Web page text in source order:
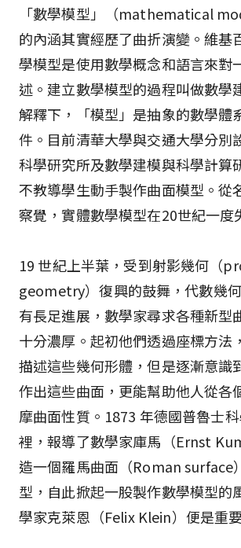
「數學模型」（mathematical
的內涵其實經歷了曲折演變。維基
學模型是使用數學概念和語言來對
述。建立數學模型的過程叫做數學
解釋下，「模型」是抽象的數學體
件。目前清華大學與交通大學分別
科學研究所及數學建模與科學計算
不教導學生動手製作曲面模型。從
察覺，實體數學模型在20世紀一度
19 世紀上半葉，受到射影幾何（
geometry）復興的鼓舞，代數幾
有長足進展，數學家尋求各種新型
十分濃厚。起初他們透過座標方法
描述這些幾何形體，但是逐漸意識
作出這些曲面，更能幫助他人從各
摩曲面性質。1873 年德國普魯士
裡，報導了數學家庫馬（Ernst
造一個羅馬曲面（Roman surface
型，自此掀起一股製作數學模型的
學家克萊恩（Felix Klein）便是重